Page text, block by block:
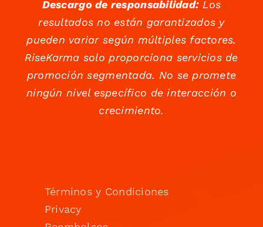
Descargo de responsabilidad:Los
resultados no están garantizados y
pueden variar según múltiples factores.
RiseKarma solo proporciona servicios de
promoción segmentada. No se promete
ningún nivel específico de interacción o
crecimiento.
Términos y Condiciones
Privacy